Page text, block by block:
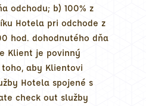
odchodu; b) 100% z
Hotela pri odchode z
hod. dohodnutého dňa
Klient je povinný
aby Klientovi
Hotela spojené s
check out služby